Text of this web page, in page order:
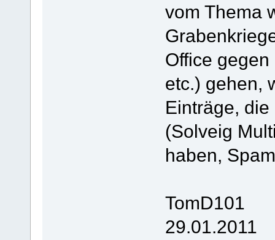
vom Thema
Office
etc.) gehen,
Einträge,
(Solveig
haben,
TomD101
29.01.2011